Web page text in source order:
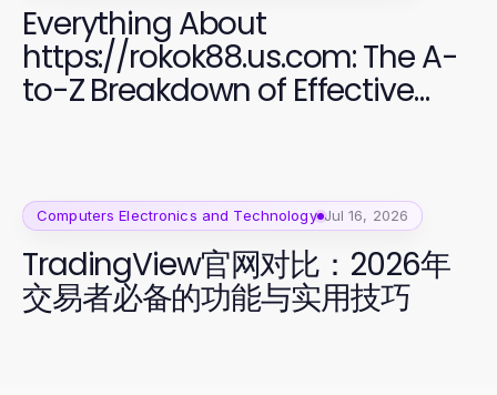
Everything About
https://rokok88.us.com: The A-
to-Z Breakdown of Effective
Computers Electronics and Technology Jul 16, 2026
TradingView官网对比：2026年
交易者必备的功能与实用技巧